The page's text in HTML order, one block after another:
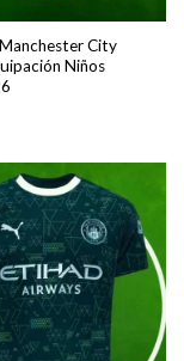
City
Niños